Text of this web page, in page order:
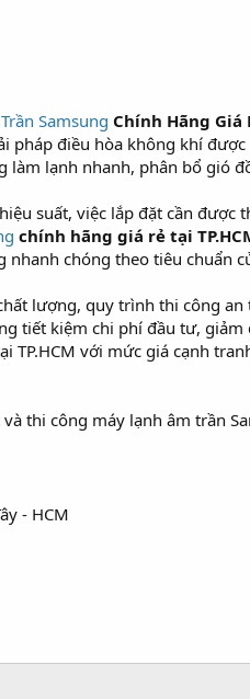
Samsung Chính Hãng Giá
pháp điều hòa không khí
lạnh nhanh, phân bổ gió
suất, việc lắp đặt cần
chính hãng giá rẻ tại
chóng theo tiêu chuẩn
lượng, quy trình thi công
tiết kiệm chi phí đầu tư,
TP.HCM với mức giá cạnh
thi công máy lạnh âm trần
- HCM